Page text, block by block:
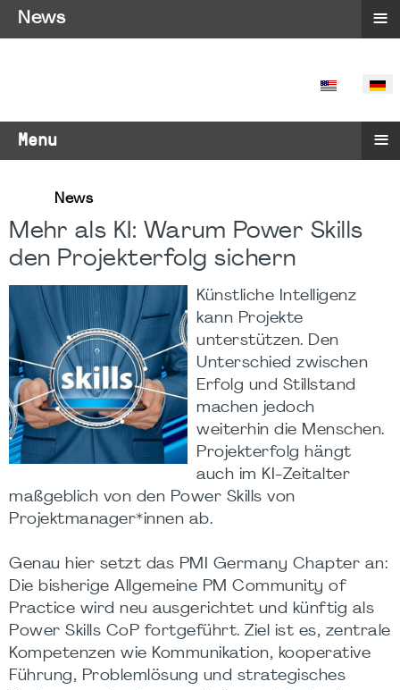
SPRACHE
Menu ≡
News
Mehr als KI: Warum Power Skills
den Projekterfolg sichern
Künstliche Intelligenz
kann Projekte
unterstützen. Den
Unterschied zwischen
Erfolg und Stillstand
machen jedoch
weiterhin die Menschen.
Projekterfolg hängt
auch im KI-Zeitalter
maßgeblich von den Power Skills von
Projektmanager*innen ab.
Genau hier setzt das PMI Germany Chapter an:
Die bisherige Allgemeine PM Community of
Practice wird neu ausgerichtet und künftig als
Power Skills CoP fortgeführt. Ziel ist es, zentrale
Kompetenzen wie Kommunikation, kooperative
Führung, Problemlösung und strategisches
News ≡